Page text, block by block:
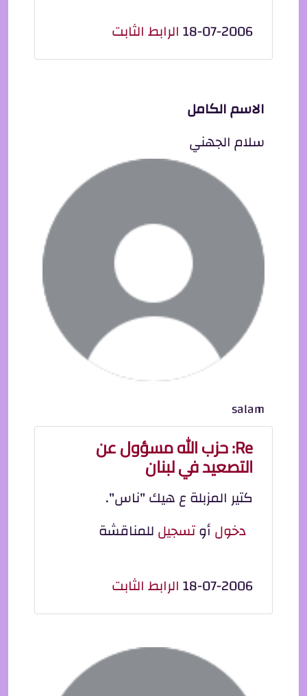
18-07-2006الرابط الثابت
الاسم الكامل
سلام الجهني
salam
Re: حزب الله مسؤول عن
التصعيد في لبنان
كتير المزبلة ع هيك "ناس".
دخولأوتسجيلللمناقشة
18-07-2006الرابط الثابت